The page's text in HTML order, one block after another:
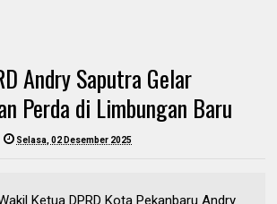
Andry Saputra Gelar
Perda di Limbungan Baru
Selasa, 02 Desember 2025
Ketua DPRD Kota Pekanbaru Andry